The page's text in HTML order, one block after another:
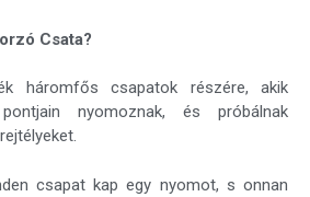
Csata?
háromfős csapatok részére, akik
nyomoznak, és próbálnak
csapat kap egy nyomot, s onnan